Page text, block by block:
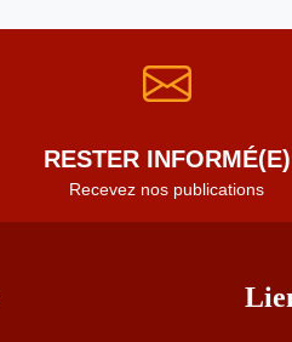
RESTER INFORMÉ(E)
Recevez nos publications